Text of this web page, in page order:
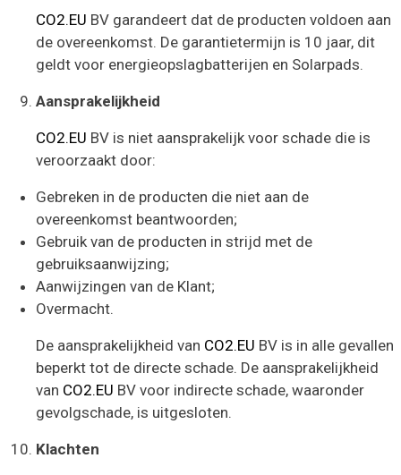
CO2.EU BV garandeert dat de producten voldoen aan
de overeenkomst. De garantietermijn is 10 jaar, dit
geldt voor energieopslagbatterijen en Solarpads.
Aansprakelijkheid
CO2.EU BV is niet aansprakelijk voor schade die is
veroorzaakt door:
Gebreken in de producten die niet aan de
overeenkomst beantwoorden;
Gebruik van de producten in strijd met de
gebruiksaanwijzing;
Aanwijzingen van de Klant;
Overmacht.
De aansprakelijkheid van CO2.EU BV is in alle gevallen
beperkt tot de directe schade. De aansprakelijkheid
van CO2.EU BV voor indirecte schade, waaronder
gevolgschade, is uitgesloten.
Klachten